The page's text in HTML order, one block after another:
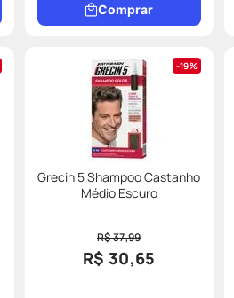
Comprar
19%
Grecin 5 Shampoo Castanho
Médio Escuro
R$ 37,99
R$ 30,65